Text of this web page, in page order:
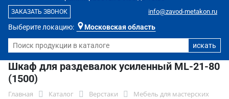
Выберите локацию: Московская область
info@zavod-metakon.ru
ЗАКАЗАТЬ ЗВОНОК
Шкаф для раздевалок усиленный ML-21-80
(1500)
Главная Каталог Верстаки
Мебель для мастерских